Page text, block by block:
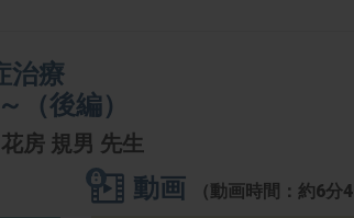
治療
（後編）
花房 規男 先生
動画 （動画時間：約6分